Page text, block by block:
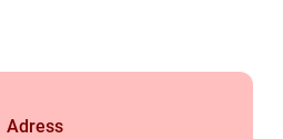
Adress